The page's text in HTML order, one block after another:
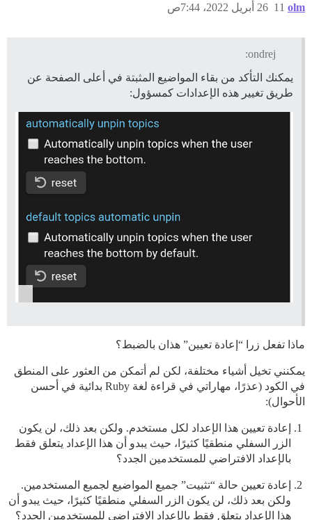
olm 26 أبريل 2022، 7:44ص 11
ondrej:
يمكنك التأكد من بقاء المواضيع المثبتة في أعلى الصفحة عن
طريق تغيير هذه الإعدادات كمسؤول:
ماذا تفعل زرا “إعادة تعيين” هذان بالضبط؟
يمكنني تخيل أشياء مختلفة، لكن لم أتمكن من العثور على المنطق
في الكود (عذرًا، مهاراتي في قراءة لغة Ruby بدائية في أحسن
الأحوال):
إعادة تعيين هذا الإعداد لكل مستخدم. ولكن بعد ذلك، لن يكون
الزر السفلي منطقيًا كثيرًا، حيث يبدو أن هذا الإعداد يتعلق فقط
بالإعداد الافتراضي للمستخدمين الجدد؟
إعادة تعيين حالة “تثبيت” جميع المواضيع لجميع المستخدمين.
ولكن بعد ذلك، لن يكون الزر السفلي منطقيًا كثيرًا، حيث يبدو أن
هذا الإعداد يتعلق فقط بالإعداد الافتراضي للمستخدمين الجدد؟